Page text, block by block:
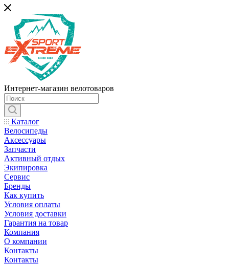
Интернет-магазин велотоваров
Каталог
Велосипеды
Аксессуары
Запчасти
Активный отдых
Экипировка
Сервис
Бренды
Как купить
Условия оплаты
Условия доставки
Гарантия на товар
Компания
О компании
Контакты
Контакты